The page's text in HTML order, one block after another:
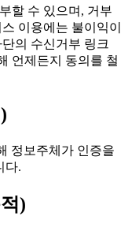
할 수 있으며, 거부
이용에는 불이익이
의 수신거부 링크
언제든지 동의를 철
정보주체가 인증을
다.
)